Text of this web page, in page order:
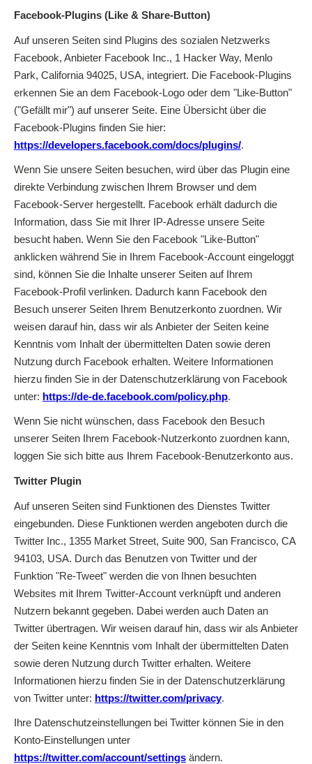
Facebook-Plugins (Like & Share-Button)
Auf unseren Seiten sind Plugins des sozialen Netzwerks
Facebook, Anbieter Facebook Inc., 1 Hacker Way, Menlo
Park, California 94025, USA, integriert. Die Facebook-Plugins
erkennen Sie an dem Facebook-Logo oder dem "Like-Button"
("Gefällt mir") auf unserer Seite. Eine Übersicht über die
Facebook-Plugins finden Sie hier:
https://developers.facebook.com/docs/plugins/.
Wenn Sie unsere Seiten besuchen, wird über das Plugin eine
direkte Verbindung zwischen Ihrem Browser und dem
Facebook-Server hergestellt. Facebook erhält dadurch die
Information, dass Sie mit Ihrer IP-Adresse unsere Seite
besucht haben. Wenn Sie den Facebook "Like-Button"
anklicken während Sie in Ihrem Facebook-Account eingeloggt
sind, können Sie die Inhalte unserer Seiten auf Ihrem
Facebook-Profil verlinken. Dadurch kann Facebook den
Besuch unserer Seiten Ihrem Benutzerkonto zuordnen. Wir
weisen darauf hin, dass wir als Anbieter der Seiten keine
Kenntnis vom Inhalt der übermittelten Daten sowie deren
Nutzung durch Facebook erhalten. Weitere Informationen
hierzu finden Sie in der Datenschutzerklärung von Facebook
unter: https://de-de.facebook.com/policy.php.
Wenn Sie nicht wünschen, dass Facebook den Besuch
unserer Seiten Ihrem Facebook-Nutzerkonto zuordnen kann,
loggen Sie sich bitte aus Ihrem Facebook-Benutzerkonto aus.
Twitter Plugin
Auf unseren Seiten sind Funktionen des Dienstes Twitter
eingebunden. Diese Funktionen werden angeboten durch die
Twitter Inc., 1355 Market Street, Suite 900, San Francisco, CA
94103, USA. Durch das Benutzen von Twitter und der
Funktion "Re-Tweet" werden die von Ihnen besuchten
Websites mit Ihrem Twitter-Account verknüpft und anderen
Nutzern bekannt gegeben. Dabei werden auch Daten an
Twitter übertragen. Wir weisen darauf hin, dass wir als Anbieter
der Seiten keine Kenntnis vom Inhalt der übermittelten Daten
sowie deren Nutzung durch Twitter erhalten. Weitere
Informationen hierzu finden Sie in der Datenschutzerklärung
von Twitter unter: https://twitter.com/privacy.
Ihre Datenschutzeinstellungen bei Twitter können Sie in den
Konto-Einstellungen unter
https://twitter.com/account/settings ändern.